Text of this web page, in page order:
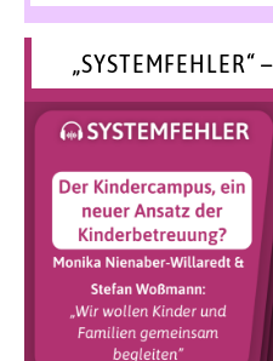
„SYSTEMFEHLER“